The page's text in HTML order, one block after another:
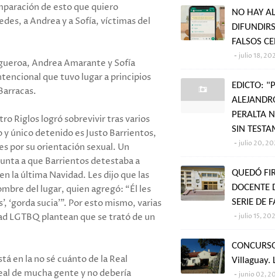
de esto que quiero
a Andrea y a Sofía, víctimas del
Andrea Amarante y Sofía
que tuvo lugar a principios
Riglos logró sobrevivir tras varios
y único detenido es Justo Barrientos,
por su orientación sexual. Un
a que Barrientos detestaba a
la última Navidad. Les dijo que las
del lugar, quien agregó: “Él les
‘gorda sucia’”. Por esto mismo, varias
LGTBQ plantean que se trató de un
en la no sé cuánto de la Real
de mucha gente y no debería
NO HAY
FALSOS
julio 18,
EDICTO:
PERALTA
SIN
julio 20,
QUEDÓ
DOCENTE
SERIE DE
julio 15,
Villaguay.
junio 02,